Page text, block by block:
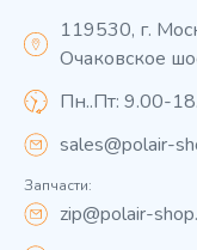
119530, г.
Очаковское
Пн..Пт: 9.00-
sales@polair-
Запчасти:
zip@polair-